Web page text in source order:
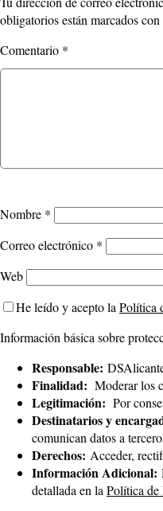
obligatorios están marcados con
Comentario *
Nombre *
Correo electrónico *
Web
He leído y acepto la Política
Información básica sobre
Responsable:
Finalidad: Moderar los
Legitimación: Por
Destinatarios y
comunican datos a
Derechos: Acceder,
Información Adicional:
detallada en la Política de